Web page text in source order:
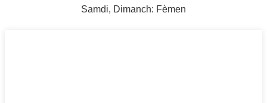
Samdi, Dimanch: Fèmen